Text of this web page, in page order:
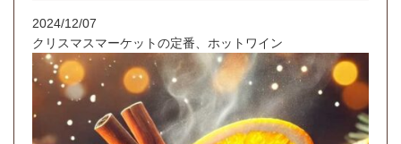
2024/12/07
クリスマスマーケットの定番、ホットワイン